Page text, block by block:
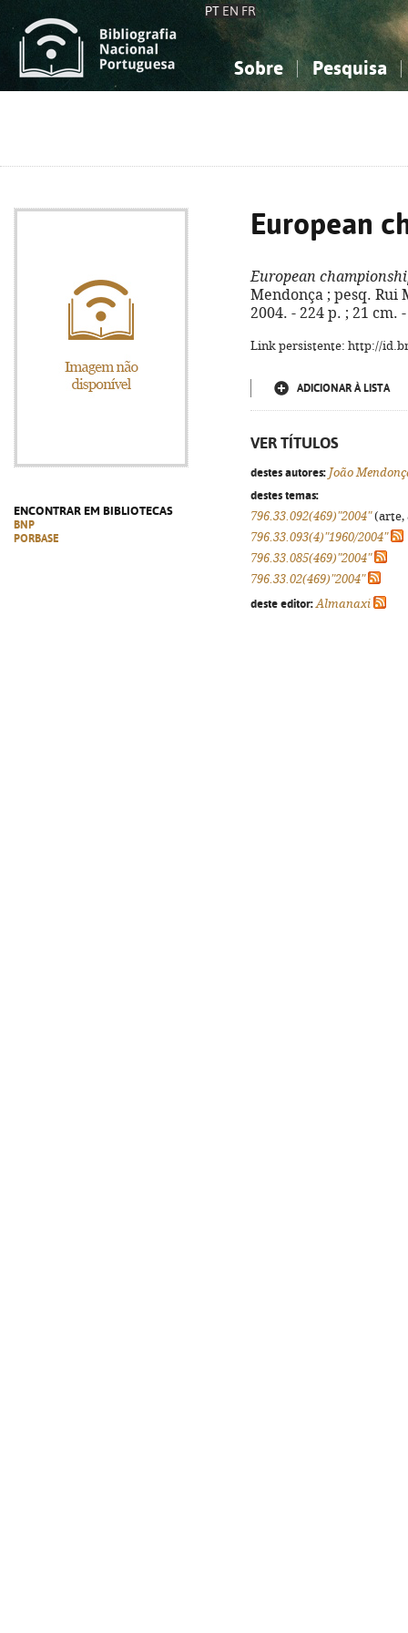
PT EN FR
Sobre Pesquisa
ENCONTRAR EM BIBLIOTECAS
BNP
PORBASE
European
European
Mendonça ; pesq. Rui
2004. - 224 p. ; 21 cm.
Link persistente: http://
ADICIONAR À LISTA
VER TÍTULOS
destes autores: João
destes temas:
796.33.092(469)"2004"(arte,
796.33.093(4)"1960/2004"
796.33.085(469)"2004"
796.33.02(469)"2004"
deste editor: Almanaxi